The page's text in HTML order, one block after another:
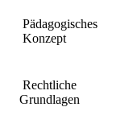
Pädagogisches
Konzept
Rechtliche
Grundlagen